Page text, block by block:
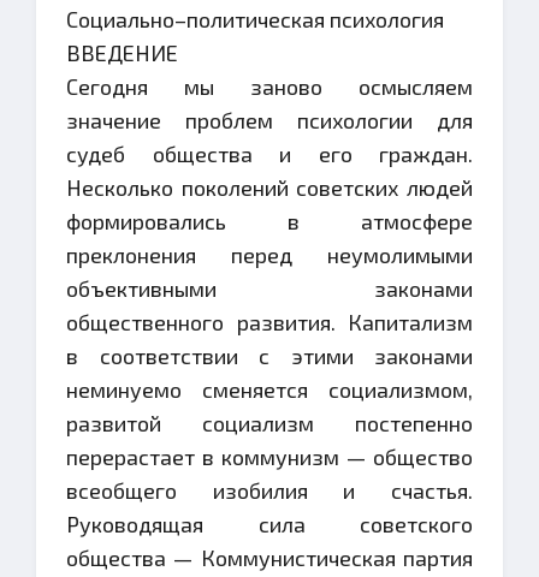
Социально–политическая психология
ВВЕДЕНИЕ
Сегодня мы заново осмысляем
значение проблем психологии для
судеб общества и его граждан.
Несколько поколений советских людей
формировались в атмосфере
преклонения перед неумолимыми
объективными законами
общественного развития. Капитализм
в соответствии с этими законами
неминуемо сменяется социализмом,
развитой социализм постепенно
перерастает в коммунизм — общество
всеобщего изобилия и счастья.
Руководящая сила советского
общества — Коммунистическая партия